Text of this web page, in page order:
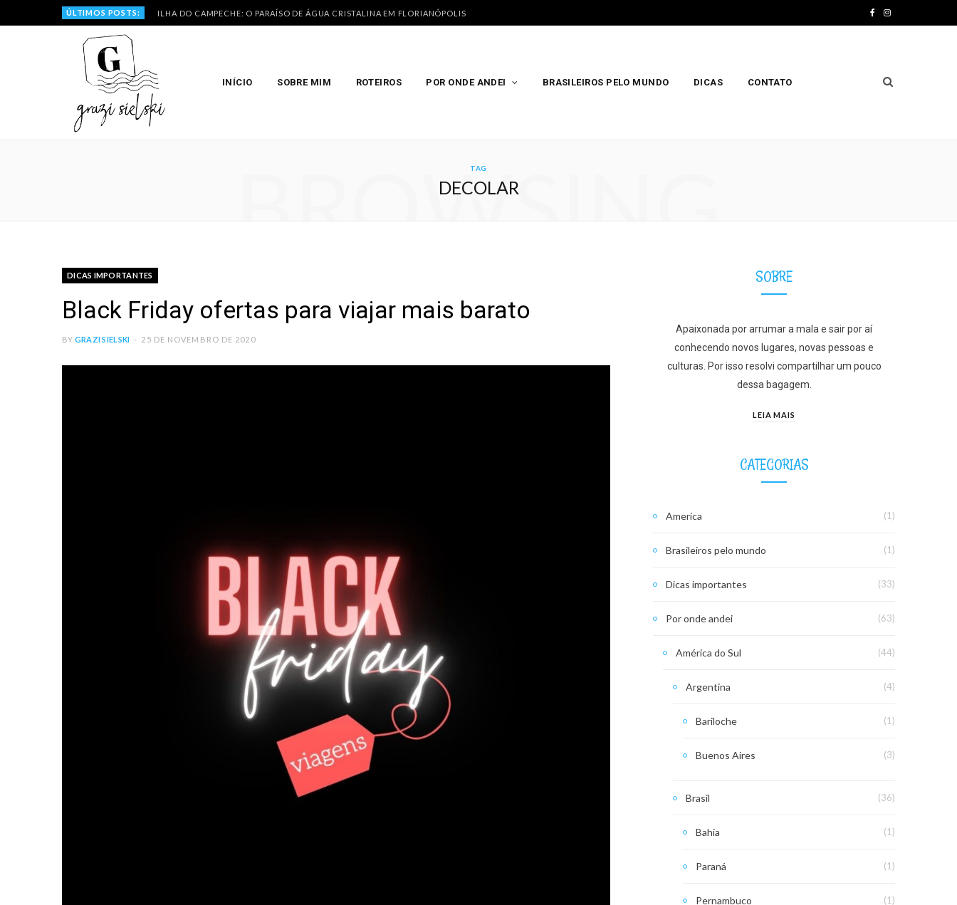
ÚLTIMOS POSTS: ILHA DO CAMPECHE: O PARAÍSO DE ÁGUA CRISTALINA EM FLORIANÓPOLIS I
t
INÍCIO SOBRE MIM ROTEIROS POR ONDE ANDEI BRASILEIROS PELO MUNDO DICAS CONTATO
TAG
DECOLAR
BROWSING
DICAS IMPORTANTES
Black Friday ofertas para viajar mais barato
BY GRAZI SIELSKI 25 DE NOVEMBRO DE 2020
SOBRE
Apaixonada por arrumar a mala e sair por aí
conhecendo novos lugares, novas pessoas e
culturas. Por isso resolvi compartilhar um pouco
dessa bagagem.
LEIA MAIS
CATEGORIAS
America (1)
Brasileiros pelo mundo (1)
Dicas importantes (33)
Por onde andei (63)
América do Sul (44)
Argentina (4)
Bariloche (1)
Buenos Aires (3)
Brasil (36)
Bahia (1)
Paraná (1)
Pernambuco (1)